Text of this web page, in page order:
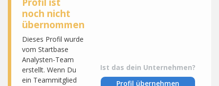
noch nicht
übernommen
Dieses Profil wurde
vom Startbase
Analysten-Team
erstellt. Wenn Du
ein Teammitglied
Ist das dein Unternehmen?
Profil übernehmen